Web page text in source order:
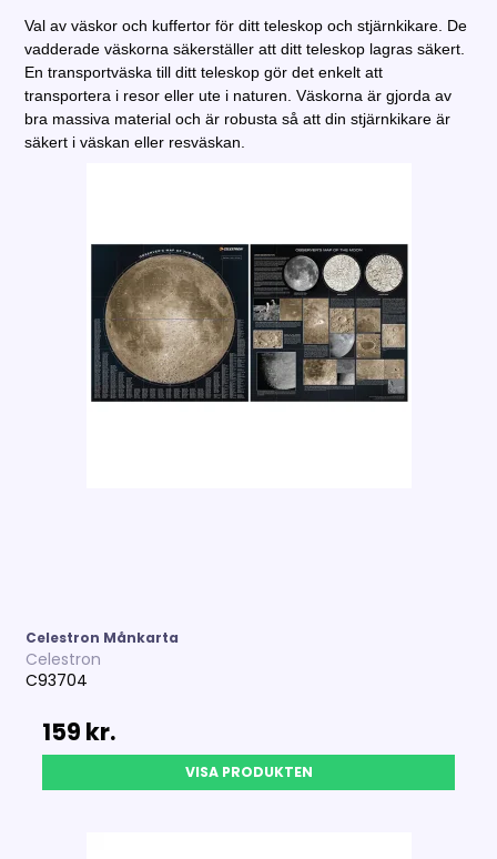
Val av väskor och kuffertor för ditt teleskop och stjärnkikare. De
vadderade väskorna säkerställer att ditt teleskop lagras säkert.
En transportväska till ditt teleskop gör det enkelt att
transportera i resor eller ute i naturen. Väskorna är gjorda av
bra massiva material och är robusta så att din stjärnkikare är
säkert i väskan eller resväskan.
Celestron Månkarta
Celestron
C93704
159 kr.
VISA PRODUKTEN